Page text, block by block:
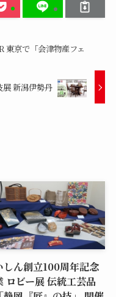
東京で「会津物産フェ
展 新潟伊勢丹
しん創立100周年記念
ロビー展 伝統工芸品